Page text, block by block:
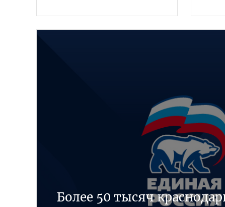
Более 50 тысяч